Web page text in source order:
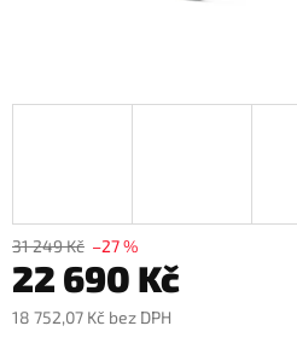
31 249 Kč –27 %
22 690 Kč
18 752,07 Kč bez DPH